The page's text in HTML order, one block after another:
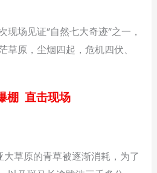
场见证”自然七大奇迹”之一，
草原，尘烟四起，危机四伏、
棚 直击现场
草原的青草被逐渐消耗，为了